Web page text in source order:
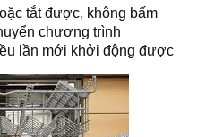
tắt được, không bấm
chương trình
lần mới khởi động được